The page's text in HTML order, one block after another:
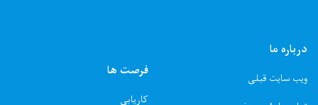
درباره ما
ویب سایت قبلی
فرصت ها
کاریابی